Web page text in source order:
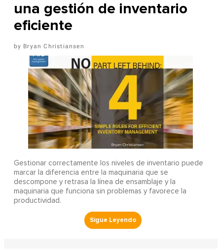
una gestión de inventario
eficiente
Bryan Christiansen
Gestionar correctamente los niveles de inventario puede
marcar la diferencia entre la maquinaria que se
descompone y retrasa la línea de ensamblaje y la
maquinaria que funciona sin problemas y favorece la
productividad.